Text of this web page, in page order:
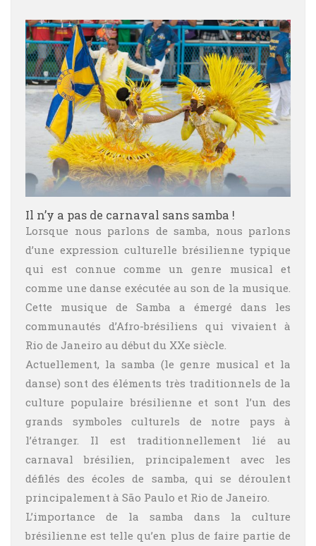
Il n’y a pas de carnaval sans samba !
Lorsque nous parlons de samba, nous parlons
d’une expression culturelle brésilienne typique
qui est connue comme un genre musical et
comme une danse exécutée au son de la musique.
Cette musique de Samba a émergé dans les
communautés d’Afro-brésiliens qui vivaient à
Rio de Janeiro au début du XXe siècle.
Actuellement, la samba (le genre musical et la
danse) sont des éléments très traditionnels de la
culture populaire brésilienne et sont l’un des
grands symboles culturels de notre pays à
l’étranger. Il est traditionnellement lié au
carnaval brésilien, principalement avec les
défilés des écoles de samba, qui se déroulent
principalement à São Paulo et Rio de Janeiro.
L’importance de la samba dans la culture
brésilienne est telle qu’en plus de faire partie de